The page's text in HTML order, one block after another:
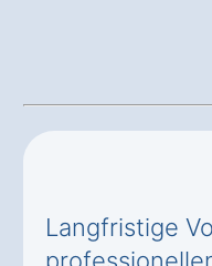
Langfristige